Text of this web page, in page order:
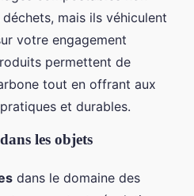
mais ils véhiculent
votre engagement
permettent de
tout en offrant aux
et durables.
les objets
dans le domaine des